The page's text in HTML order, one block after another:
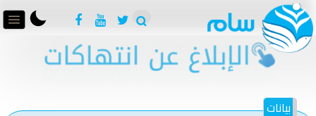
بيانات